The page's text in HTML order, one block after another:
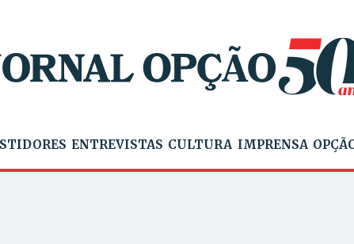
ENTREVISTAS CULTURA IMPRENSA